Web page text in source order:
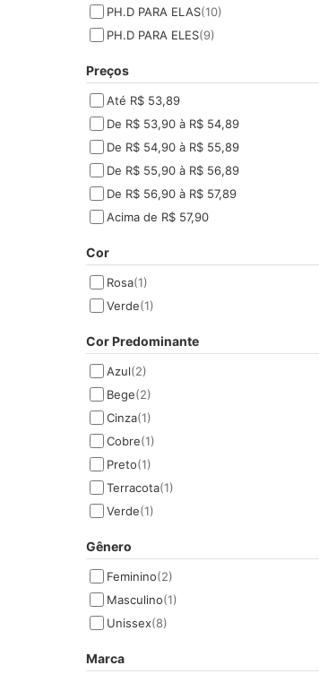
PH.D PARA ELAS(10)
PH.D PARA ELES(9)
Preços
Até R$ 53,89
De R$ 53,90 à R$ 54,89
De R$ 54,90 à R$ 55,89
De R$ 55,90 à R$ 56,89
De R$ 56,90 à R$ 57,89
Acima de R$ 57,90
Cor
Rosa(1)
Verde(1)
Cor Predominante
Azul(2)
Bege(2)
Cinza(1)
Cobre(1)
Preto(1)
Terracota(1)
Verde(1)
Gênero
Feminino(2)
Masculino(1)
Unissex(8)
Marca